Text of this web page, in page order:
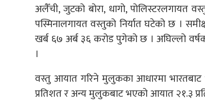
अलैँची, जुटको बोरा, धागो, पोलिस्टरलगायत
पस्मिनालगायत वस्तुको निर्यात घटेको छ ।
खर्ब ६७ अर्ब ३६ करोड पुगेको छ । अघिल्लो
।
वस्तु आयात गरिने मुलुकका आधारमा
प्रतिशत र अन्य मुलुकबाट भएको आयात २१.३